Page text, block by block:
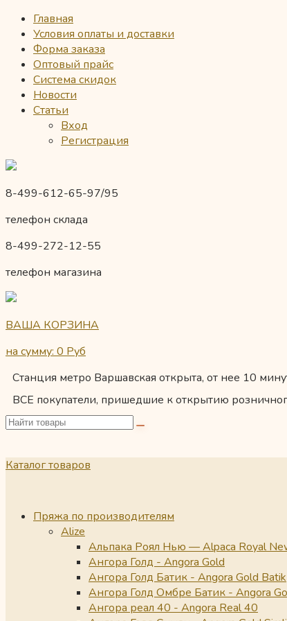
Главная
Условия оплаты и доставки
Форма заказа
Оптовый прайс
Система скидок
Новости
Статьи
Вход
Регистрация
8-499-612-65-97/95
телефон склада
8-499-272-12-55
телефон магазина
ВАША КОРЗИНА
на сумму: 0 Руб
Станция метро Варшавская открыта, от нее 10
ВСЕ покупатели, пришедшие к открытию
Каталог товаров
Пряжа по производителям
Alize
Альпака Роял Нью — Alpaca Royal
Ангора Голд - Angora Gold
Ангора Голд Батик - Angora Gold Batik
Ангора Голд Омбре Батик - Angora
Ангора реал 40 - Angora Real 40